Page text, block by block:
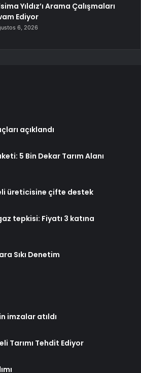
Yıldız’ı Arama Çalışmaları
Ediyor
6, 2026
açıklandı
5 Bin Dekar Tarım Alanı
üreticisine çifte destek
tepkisi: Fiyatı 3 katına
Sıkı Denetim
imzalar atıldı
Tarımı Tehdit Ediyor